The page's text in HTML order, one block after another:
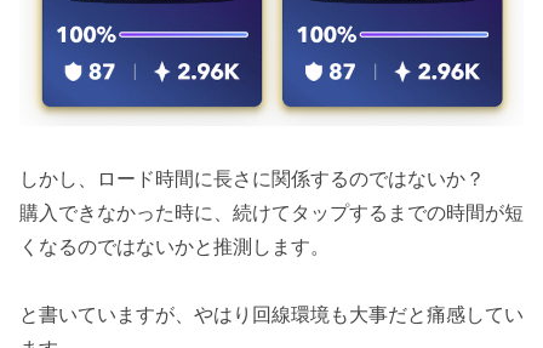
しかし、ロード時間に長さに関係するのではないか？
購入できなかった時に、続けてタップするまでの時間が短
くなるのではないかと推測します。
と書いていますが、やはり回線環境も大事だと痛感してい